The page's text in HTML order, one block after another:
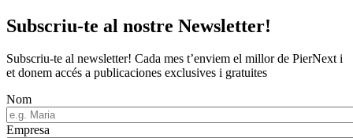
Subscriu-te al nostre Newsletter!
Subscriu-te al newsletter! Cada mes t’enviem el millor de PierNext i
et donem accés a publicaciones exclusives i gratuites
Nom
Empresa